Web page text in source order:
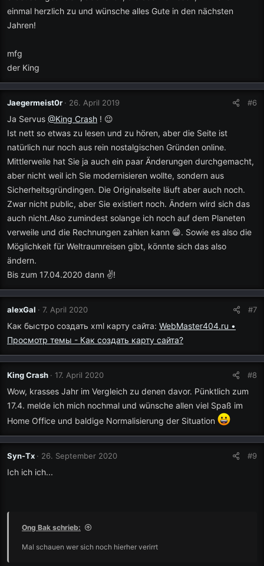
einmal herzlich zu und wünsche alles Gute in den nächsten
Jahren!
mfg
der King
Jaegermeist0r 26. April 2019 #6
Ja Servus @King Crash ! 😉
Ist nett so etwas zu lesen und zu hören, aber die Seite ist
natürlich nur noch aus rein nostalgischen Gründen online.
Mittlerweile hat Sie ja auch ein paar Änderungen durchgemacht,
aber nicht weil ich Sie modernisieren wollte, sondern aus
Sicherheitsgründingen. Die Originalseite läuft aber auch noch.
Zwar nicht public, aber Sie existiert noch. Ändern wird sich das
auch nicht.Also zumindest solange ich noch auf dem Planeten
verweile und die Rechnungen zahlen kann 😁. Sowie es also die
Möglichkeit für Weltraumreisen gibt, könnte sich das also
ändern.
Bis zum 17.04.2020 dann ✌!
alexGal 7. April 2020 #7
Как быстро создать xml карту сайта: WebMaster404.ru •
Просмотр темы - Как создать карту сайта?
King Crash 17. April 2020 #8
Wow, krasses Jahr im Vergleich zu denen davor. Pünktlich zum
17.4. melde ich mich nochmal und wünsche allen viel Spaß im
Home Office und baldige Normalisierung der Situation
Syn-Tx 26. September 2020 #9
Ich ich ich...
Ong Bak schrieb:
Mal schauen wer sich noch hierher verirrt